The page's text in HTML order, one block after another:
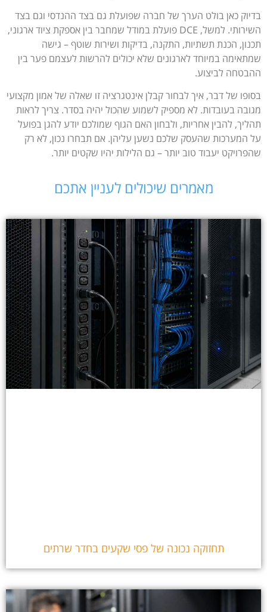
בדיוק כאן בולט הערך של חברה שפועלת גם בצד ההנדסי וגם בצד
השירותי. למשל, DCE פועלת במודל שמחבר בין אספקת ציוד ארגוני,
תכנון, הכנת תשתיות, התקנה, בדיקות ושירות שוטף – גישה
שמתאימה במיוחד לארגונים שלא יכולים להרשות לעצמם פער בין
ההבטחה לביצוע.
בסופו של דבר, איך לבחור קבלן אינטגרציה זו שאלה של אמון מקצועי
מגובה בעובדות. לא מספיק לשמוע שהכול יהיה בסדר. צריך לראות
תהליך, להבין אחריות, ולבחון האם הגוף שמולכם יודע להגן בפועל
על המערכות שהעסק שלכם נשען עליהן. אם תבחרו נכון, לא רק
שהפרויקט יעבוד טוב יותר – גם הלילות יהיו שקטים יותר.
מאמרים שיכולים לעניין אתכם
תחזוקה נכונה של פסי שקעים בחדר שרתים